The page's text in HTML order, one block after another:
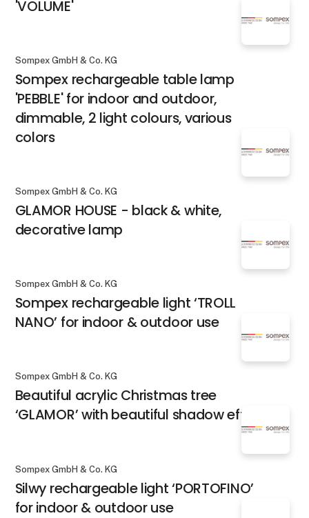
'VOLUME'
Sompex GmbH & Co. KG
Sompex rechargeable table lamp
'PEBBLE' for indoor and outdoor,
dimmable, 2 light colours, various
colors
Sompex GmbH & Co. KG
GLAMOR HOUSE - black & white,
decorative lamp
Sompex GmbH & Co. KG
Sompex rechargeable light ‘TROLL
NANO’ for indoor & outdoor use
Sompex GmbH & Co. KG
Beautiful acrylic Christmas tree
‘GLAMOR’ with beautiful shadow effect
Sompex GmbH & Co. KG
Silwy rechargeable light ‘PORTOFINO’
for indoor & outdoor use